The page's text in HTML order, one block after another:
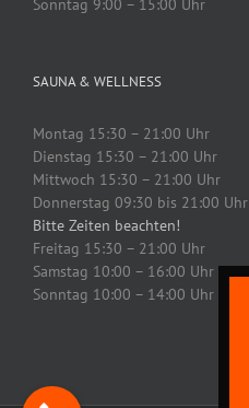
Sonntag 9:00 – 15:00 Uhr
SAUNA & WELLNESS
Montag 15:30 – 21:00 Uhr
Dienstag 15:30 – 21:00 Uhr
Mittwoch 15:30 – 21:00 Uhr
Donnerstag 09:30 bis 21:00 Uhr
Bitte Zeiten beachten!
Freitag 15:30 – 21:00 Uhr
Samstag 10:00 – 16:00 Uhr
Sonntag 10:00 – 14:00 Uhr